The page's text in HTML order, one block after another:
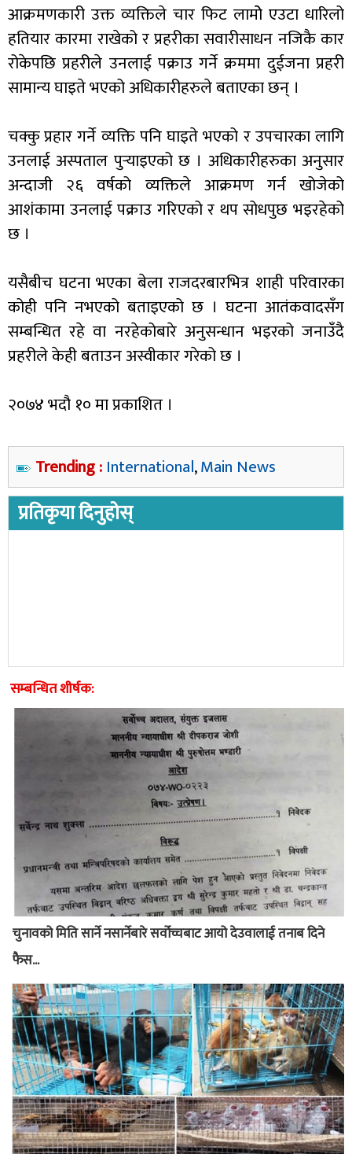
आक्रमणकारी उक्त व्यक्तिले चार फिट लामोे एउटा धारिलो
हतियार कारमा राखेको र प्रहरीका सवारीसाधन नजिकै कार
रोकेपछि प्रहरीले उनलाई पक्राउ गर्ने क्रममा दुईजना प्रहरी
सामान्य घाइते भएको अधिकारीहरुले बताएका छन् ।
चक्कु प्रहार गर्ने व्यक्ति पनि घाइते भएको र उपचारका लागि
उनलाई अस्पताल पुर्‍याइएको छ । अधिकारीहरुका अनुसार
अन्दाजी २६ वर्षको व्यक्तिले आक्रमण गर्न खोजेको
आशंकामा उनलाई पक्राउ गरिएको र थप सोधपुछ भइरहेको
छ ।
यसैबीच घटना भएका बेला राजदरबारभित्र शाही परिवारका
कोही पनि नभएको बताइएको छ । घटना आतंकवादसँग
सम्बन्धित रहे वा नरहेकोबारे अनुसन्धान भइरको जनाउँदै
प्रहरीले केही बताउन अस्वीकार गरेको छ ।
२०७४ भदौ १० मा प्रकाशित ।
Trending : International,Main News
प्रतिकृया दिनुहोस्
सम्बन्धित शीर्षक:
चुनावको मिति सार्ने नसार्नेबारे सर्वोच्चबाट आयो देउवालाई तनाब दिने
फैस...